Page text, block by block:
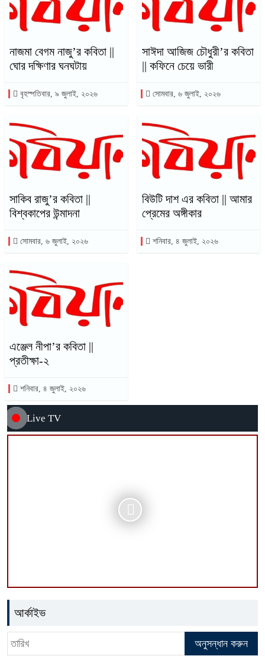
নাজমা বেগম নাজু’র কবিতা ||
ঘোর দক্ষিণার ঘনঘটায়
বৃহস্পতিবার, ৯ জুলাই, ২০২৬
সাঈদা আজিজ চৌধুরী’র কবিতা
|| কফিনে চেয়ে ভারী
সোমবার, ৬ জুলাই, ২০২৬
সাকিব রাজু’র কবিতা ||
বিশ্বকাপের উন্মাদনা
সোমবার, ৬ জুলাই, ২০২৬
বিউটি দাশ এর কবিতা || আমার
প্রেমের অঙ্গীকার
শনিবার, ৪ জুলাই, ২০২৬
এঞ্জেল নীপা’র কবিতা ||
প্রতীক্ষা-২
শনিবার, ৪ জুলাই, ২০২৬
Live TV
আর্কাইভ